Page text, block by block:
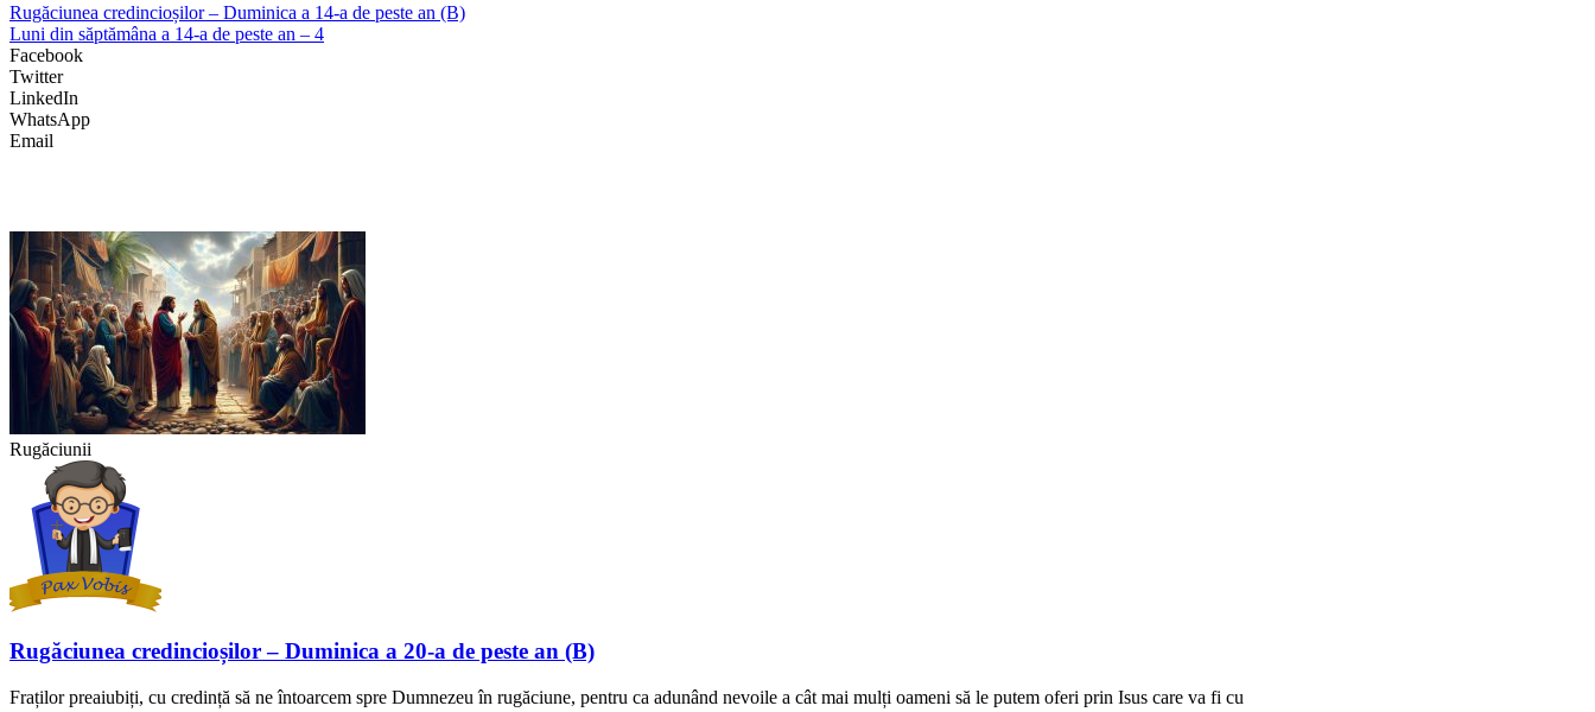
Rugăciunea credincioșilor – Duminica a 14-a de peste an (B)
Luni din săptămâna a 14-a de peste an – 4
Facebook
Twitter
LinkedIn
WhatsApp
Email
Rugăciunii
Rugăciunea credincioșilor – Duminica a 20-a de peste an (B)
Fraților preaiubiți, cu credință să ne întoarcem spre Dumnezeu în rugăciune, pentru ca adunând nevoile a cât mai mulți oameni să le putem oferi prin Isus care va fi cu